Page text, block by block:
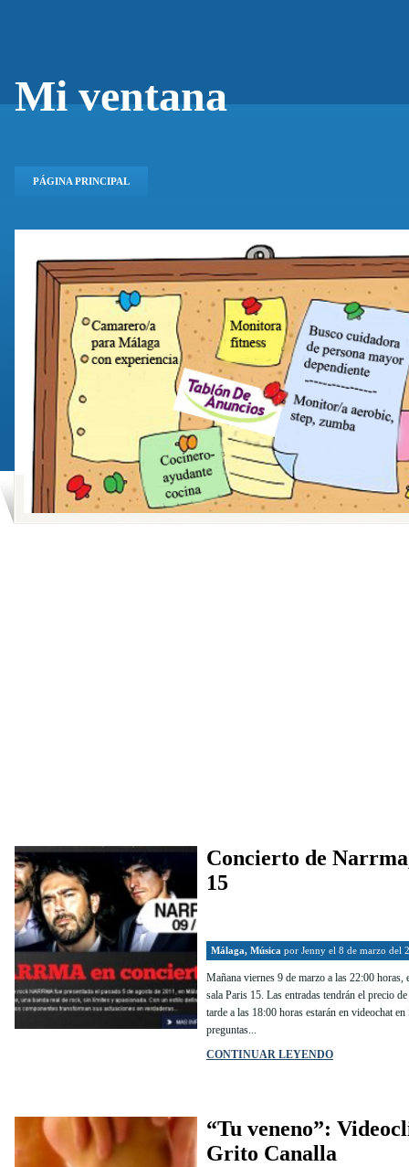
Mi ventana
PÁGINA PRINCIPAL
Concierto de
15
Málaga, Música por Jenny el 8 de marzo del
Mañana viernes 9 de marzo a las 22:00 horas,
sala Paris 15. Las entradas tendrán el precio
tarde a las 18:00 horas estarán en videochat
preguntas...
CONTINUAR LEYENDO
“Tu veneno”:
Grito Canalla